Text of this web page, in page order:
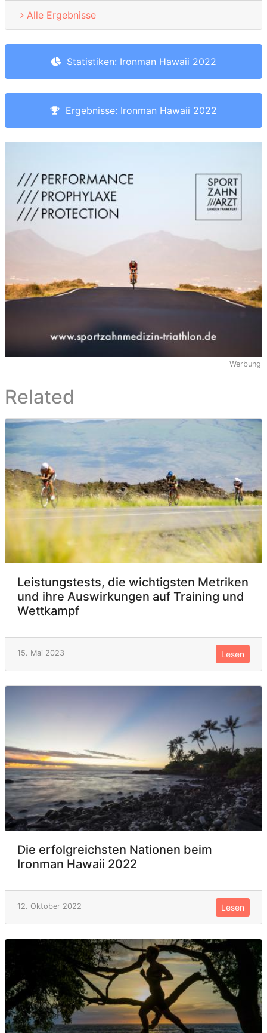
Alle Ergebnisse
Statistiken: Ironman Hawaii 2022
Ergebnisse: Ironman Hawaii 2022
Werbung
Related
Leistungstests, die wichtigsten Metriken
und ihre Auswirkungen auf Training und
Wettkampf
15. Mai 2023 Lesen
Die erfolgreichsten Nationen beim
Ironman Hawaii 2022
12. Oktober 2022 Lesen